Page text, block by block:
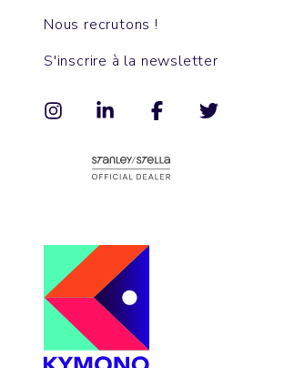
Nous recrutons !
S'inscrire à la newsletter